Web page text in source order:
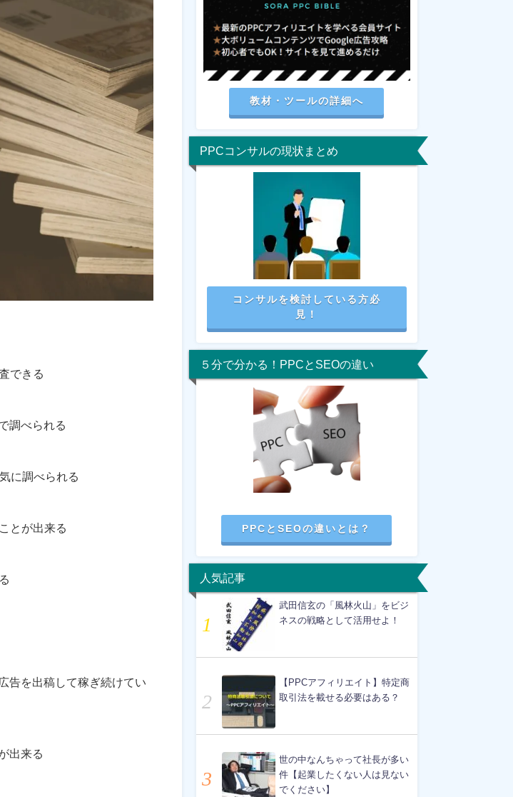
できる
調べられる
に調べられる
とが出来る
告を出稿して稼ぎ続けてい
出来る
教材・ツールの詳細へ
PPCコンサルの現状まとめ
コンサルを検討している方必
見！
５分で分かる！PPCとSEOの違い
PPCとSEOの違いとは？
人気記事
武田信玄の「風林火山」をビジ
ネスの戦略として活用せよ！
【PPCアフィリエイト】特定商
取引法を載せる必要はある？
世の中なんちゃって社長が多い
件【起業したくない人は見ない
でください】